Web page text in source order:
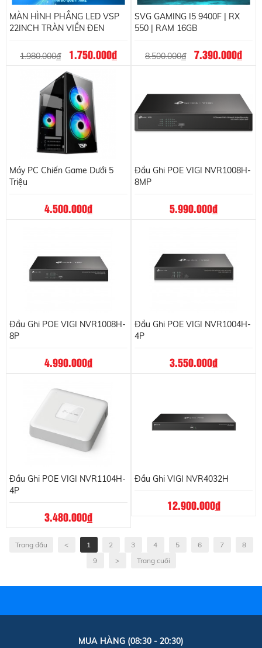
MÀN HÌNH PHẲNG LED VSP
22INCH TRÀN VIỀN ĐEN
1.980.000đ 1.750.000đ
SVG GAMING I5 9400F | RX
550 | RAM 16GB
8.500.000đ 7.390.000đ
Máy PC Chiến Game Dưới 5
Triệu
4.500.000đ
Đầu Ghi POE VIGI NVR1008H-
8MP
5.990.000đ
Đầu Ghi POE VIGI NVR1008H-
8P
4.990.000đ
Đầu Ghi POE VIGI NVR1004H-
4P
3.550.000đ
Đầu Ghi POE VIGI NVR1104H-
4P
3.480.000đ
Đầu Ghi VIGI NVR4032H
12.900.000đ
Trang đầu < 1 2 3 4 5 6 7
8
9
> Trang cuối
MUA HÀNG (08:30 - 20:30)